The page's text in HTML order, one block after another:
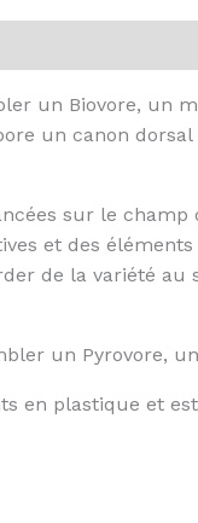
un Biovore, un
un canon
sur le
et des
de la variété
un Pyrovore,
en plastique et